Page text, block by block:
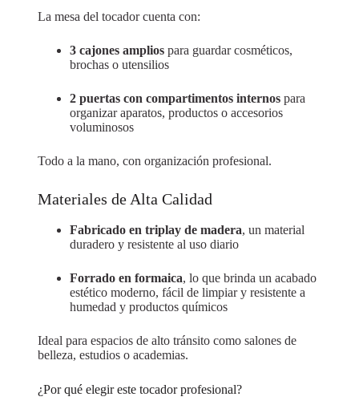
La mesa del tocador cuenta con:
3 cajones ampliospara guardar cosméticos,
brochas o utensilios
2 puertas con compartimentos internospara
organizar aparatos, productos o accesorios
voluminosos
Todo a la mano, con organización profesional.
Materiales de Alta Calidad
Fabricado en triplay de madera, un material
duradero y resistente al uso diario
Forrado en formaica, lo que brinda un acabado
estético moderno, fácil de limpiar y resistente a
humedad y productos químicos
Ideal para espacios de alto tránsito como salones de
belleza, estudios o academias.
¿Por qué elegir este tocador profesional?